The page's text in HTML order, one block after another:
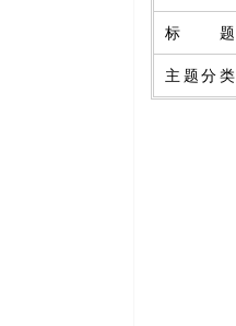
标题
主题分类